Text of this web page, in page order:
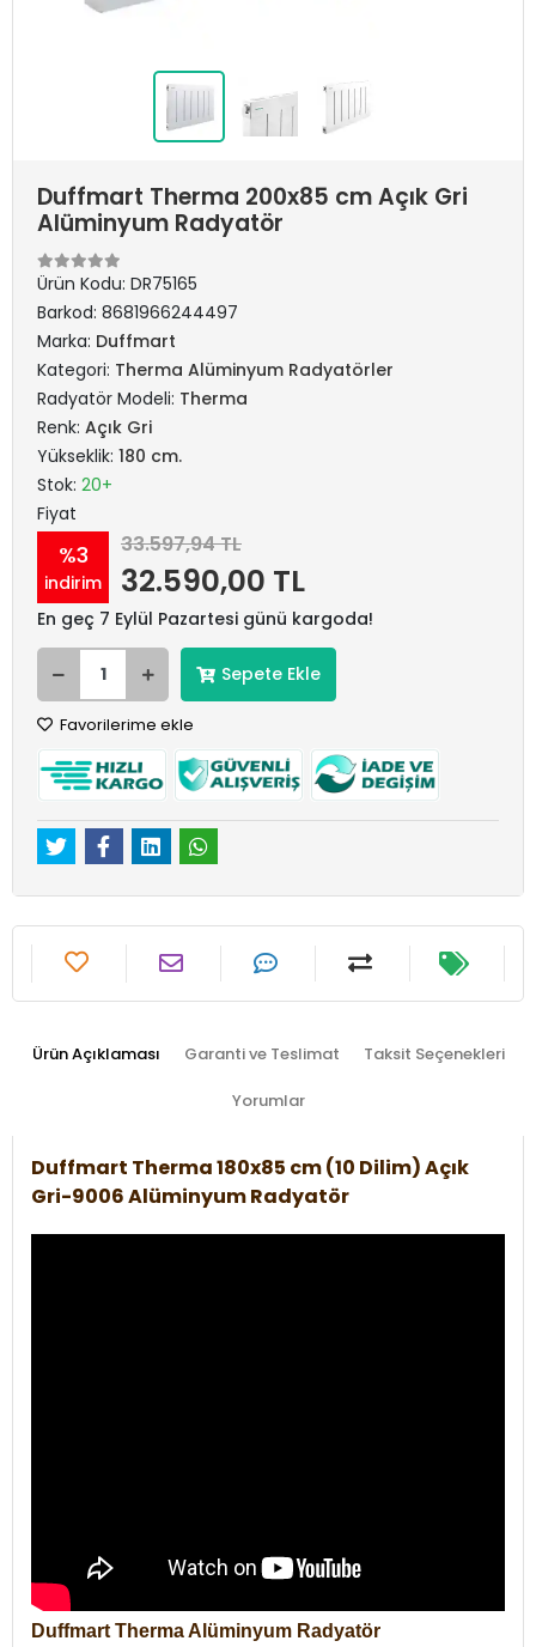
Duffmart Therma 200x85 cm Açık Gri
Alüminyum Radyatör
Ürün Kodu: DR75165
Barkod: 8681966244497
Marka: Duffmart
Kategori: Therma Alüminyum Radyatörler
Radyatör Modeli: Therma
Renk: Açık Gri
Yükseklik: 180 cm.
Stok: 20+
Fiyat
%3
indirim
33.597,94 TL
32.590,00 TL
En geç 7 Eylül Pazartesi günü kargoda!
Sepete Ekle
Favorilerime ekle
Ürün Açıklaması Garanti ve Teslimat Taksit Seçenekleri
Yorumlar
Duffmart Therma 180x85 cm (10 Dilim) Açık
Gri-9006 Alüminyum Radyatör
Duffmart Therma Alüminyum Radyatör